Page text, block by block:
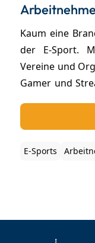
Kaum eine
der E-Sport.
Vereine und
Gamer und
Sportler.
E-Sports